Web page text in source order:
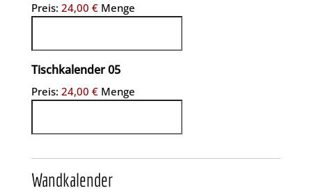
Preis: 24,00 € Menge
Tischkalender 05Menge
Preis: 24,00 € Menge
Wandkalender